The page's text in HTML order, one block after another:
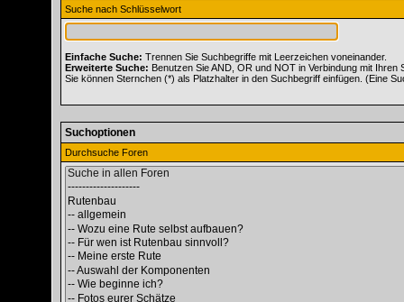
Suche nach Schlüsselwort
Einfache Suche: Trennen Sie Suchbegriffe mit Leerzeichen voneinander.
Erweiterte Suche: Benutzen Sie AND, OR und NOT in Verbindung mit
Sie können Sternchen (*) als Platzhalter in den Suchbegriff einfügen. (Eine
Suchoptionen
Durchsuche Foren